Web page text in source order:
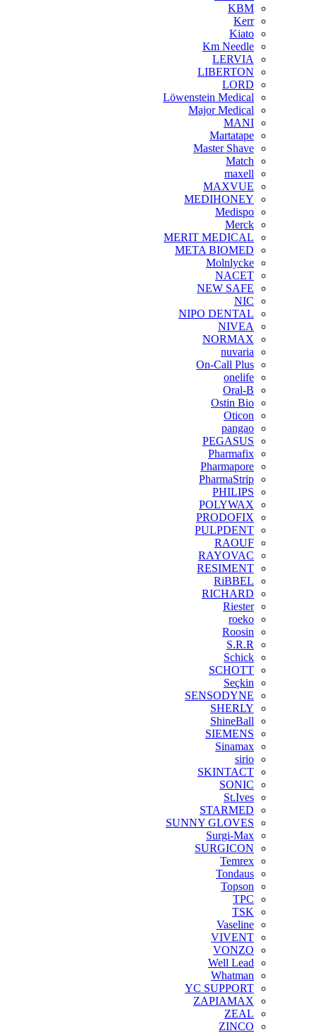
KBM
Kerr
Kiato
Km Needle
LERVIA
LIBERTON
LORD
Löwenstein Medical
Major Medical
MANI
Martatape
Master Shave
Match
maxell
MAXVUE
MEDIHONEY
Medispo
Merck
MERIT MEDICAL
META BIOMED
Molnlycke
NACET
NEW SAFE
NIC
NIPO DENTAL
NIVEA
NORMAX
nuvaria
On-Call Plus
onelife
Oral-B
Ostin Bio
Oticon
pangao
PEGASUS
Pharmafix
Pharmapore
PharmaStrip
PHILIPS
POLYWAX
PRODOFIX
PULPDENT
RAOUF
RAYOVAC
RESIMENT
RiBBEL
RICHARD
Riester
roeko
Roosin
S.R.R
Schick
SCHOTT
Seçkin
SENSODYNE
SHERLY
ShineBall
SIEMENS
Sinamax
sirio
SKINTACT
SONIC
St.Ives
STARMED
SUNNY GLOVES
Surgi-Max
SURGICON
Temrex
Tondaus
Topson
TPC
TSK
Vaseline
VIVENT
VONZO
Well Lead
Whatman
YC SUPPORT
ZAPIAMAX
ZEAL
ZINCO